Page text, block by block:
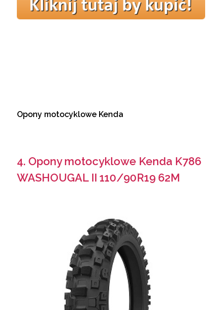
Opony motocyklowe Kenda
4. Opony motocyklowe Kenda K786
WASHOUGAL II 110/90R19 62M